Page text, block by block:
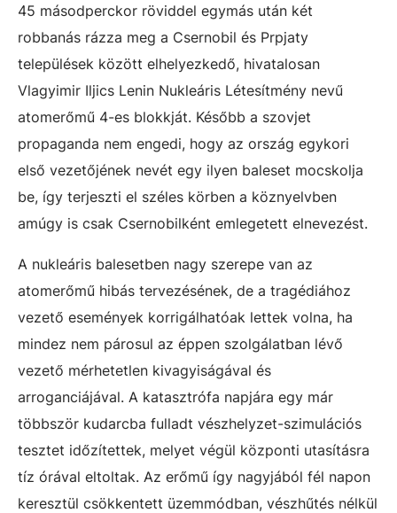
45 másodperckor röviddel egymás után két
robbanás rázza meg a Csernobil és Prpjaty
települések között elhelyezkedő, hivatalosan
Vlagyimir Iljics Lenin Nukleáris Létesítmény nevű
atomerőmű 4-es blokkját. Később a szovjet
propaganda nem engedi, hogy az ország egykori
első vezetőjének nevét egy ilyen baleset mocskolja
be, így terjeszti el széles körben a köznyelvben
amúgy is csak Csernobilként emlegetett elnevezést.
A nukleáris balesetben nagy szerepe van az
atomerőmű hibás tervezésének, de a tragédiához
vezető események korrigálhatóak lettek volna, ha
mindez nem párosul az éppen szolgálatban lévő
vezető mérhetetlen kivagyiságával és
arroganciájával. A katasztrófa napjára egy már
többször kudarcba fulladt vészhelyzet-szimulációs
tesztet időzítettek, melyet végül központi utasításra
tíz órával eltoltak. Az erőmű így nagyjából fél napon
keresztül csökkentett üzemmódban, vészhűtés nélkül